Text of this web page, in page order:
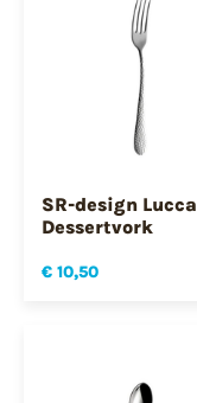
SR-design Lucca
Dessertvork
€ 10,50